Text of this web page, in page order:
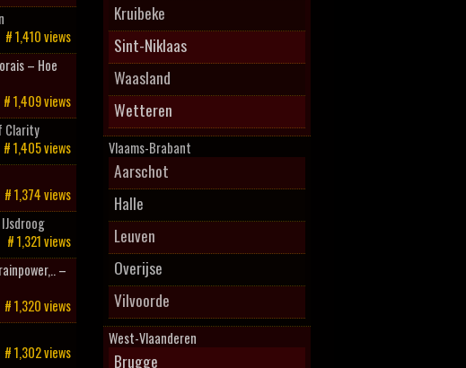
# 1,410 views
– Hoe
# 1,409 views
Clarity
# 1,405 views
# 1,374 views
# 1,321 views
–
# 1,320 views
# 1,302 views
Kruibeke
Sint-Niklaas
Waasland
Wetteren
Vlaams-Brabant
Aarschot
Halle
Leuven
Overijse
Vilvoorde
West-Vlaanderen
Brugge